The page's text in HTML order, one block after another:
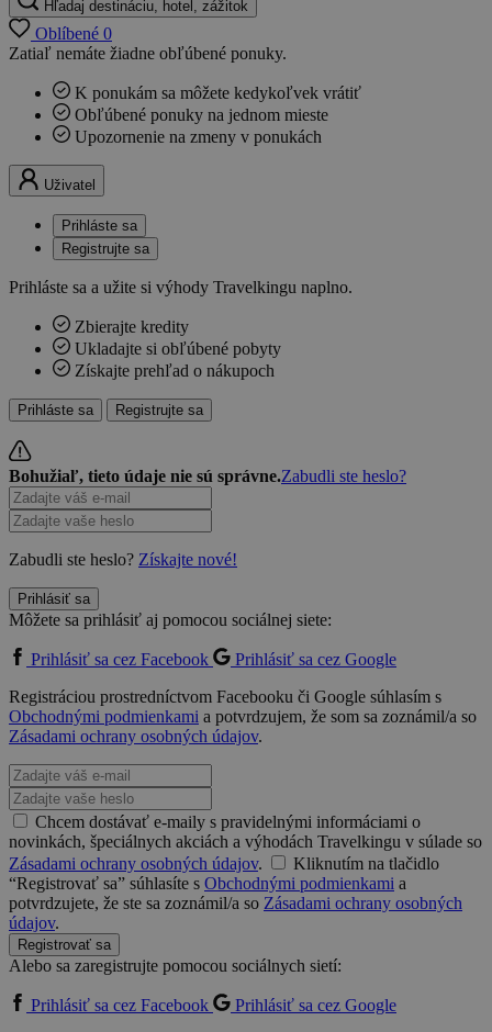
Hľadaj destináciu, hotel, zážitok
Oblíbené 0
Zatiaľ nemáte žiadne obľúbené ponuky.
K ponukám sa môžete kedykoľvek vrátiť
Obľúbené ponuky na jednom mieste
Upozornenie na zmeny v ponukách
Uživatel
Prihláste sa
Registrujte sa
Prihláste sa a užite si výhody Travelkingu naplno.
Zbierajte kredity
Ukladajte si obľúbené pobyty
Získajte prehľad o nákupoch
Prihláste sa Registrujte sa
Bohužiaľ, tieto údaje nie sú správne.Zabudli ste heslo?
Zabudli ste heslo? Získajte nové!
Prihlásiť sa
Môžete sa prihlásiť aj pomocou sociálnej siete:
Prihlásiť sa cez Facebook
Prihlásiť sa cez Google
Registráciou prostredníctvom Facebooku či Google súhlasím s
Obchodnými podmienkami a potvrdzujem, že som sa zoznámil/a so
Zásadami ochrany osobných údajov.
Chcem dostávať e-maily s pravidelnými informáciami o
novinkách, špeciálnych akciách a výhodách Travelkingu v súlade so
Zásadami ochrany osobných údajov.
Kliknutím na tlačidlo
“Registrovať sa” súhlasíte s Obchodnými podmienkami a
potvrdzujete, že ste sa zoznámil/a so Zásadami ochrany osobných
údajov.
Registrovať sa
Alebo sa zaregistrujte pomocou sociálnych sietí:
Prihlásiť sa cez Facebook
Prihlásiť sa cez Google